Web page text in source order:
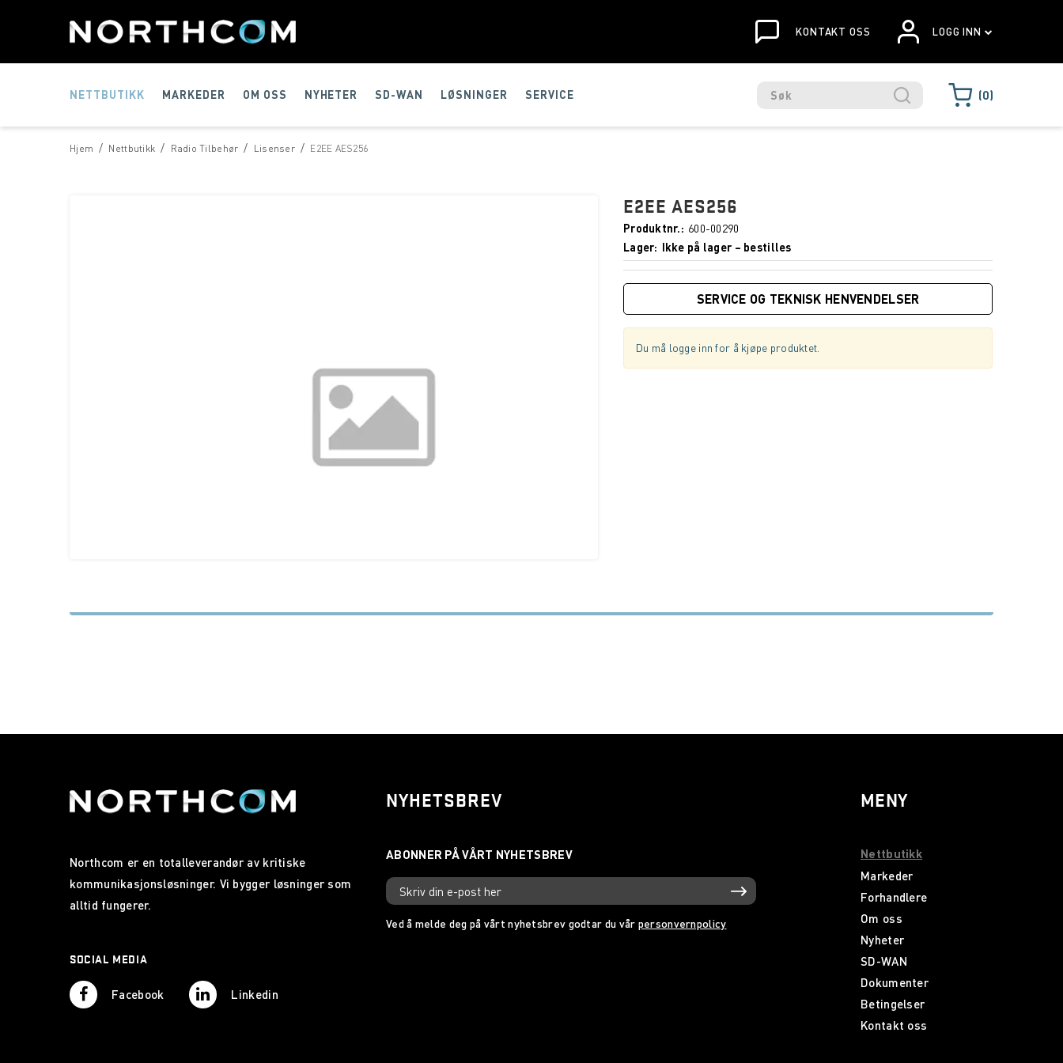
KONTAKT OSS LOGG INN
NETTBUTIKK MARKEDER OM OSS NYHETER SD-WAN LØSNINGER SERVICE 0
/
Hjem /
Nettbutikk /
Radio Tilbehør /
Lisenser E2EE AES256
E2EE AES256
Produktnr.
600-00290
Lager
Ikke på lager – bestilles
SERVICE OG TEKNISK HENVENDELSER
Du må logge inn for å kjøpe produktet.
Northcom er en totalleverandør av kritiske
kommunikasjonsløsninger. Vi bygger løsninger som
alltid fungerer.
SOCIAL MEDIA
Facebook Linkedin
NYHETSBREV
Ved å melde deg på vårt nyhetsbrev godtar du vår personvernpolicy
MENY
Nettbutikk
Markeder
Forhandlere
Om oss
Nyheter
SD-WAN
Dokumenter
Betingelser
Kontakt oss